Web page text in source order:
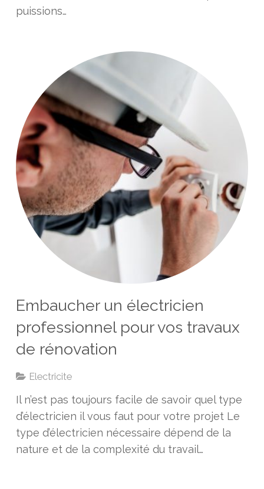
puissions…
Embaucher un électricien
professionnel pour vos travaux
de rénovation
Electricite
Il n’est pas toujours facile de savoir quel type
d’électricien il vous faut pour votre projet Le
type d’électricien nécessaire dépend de la
nature et de la complexité du travail…